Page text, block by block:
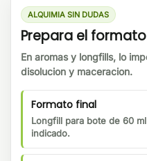
ALQUIMIA SIN DUDAS
Prepara el
En aromas y longfills, lo
disolucion y maceracion.
Formato final
Longfill para bote de 60
indicado.